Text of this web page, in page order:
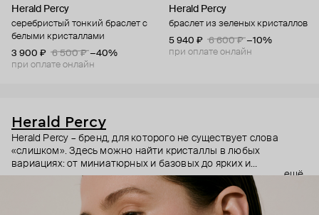
Herald Percy
серебристый тонкий браслет с
белыми кристаллами
3 900 ₽
6 500 ₽ −40%
при оплате онлайн
Herald Percy
браслет из зеленых кристаллов
5 940 ₽
6 600 ₽ −10%
при оплате онлайн
Herald Percy
Herald Percy – бренд, для которого не существует слова
«слишком». Здесь можно найти кристаллы в любых
вариациях: от миниатюрных и базовых до ярких и
массивных, которые сразу становятся главным элементом
образа. Героиня бренда – девушка из мегаполиса, которой
нужно как минимум 25 часов в сутках, чтобы все успеть, и
ещё